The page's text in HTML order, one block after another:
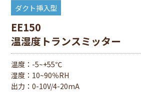
ダクト挿入型
EE150
温湿度トランスミッター
温度：-5~+55℃
湿度：10~90％RH
出⼒：0-10V/4-20mA